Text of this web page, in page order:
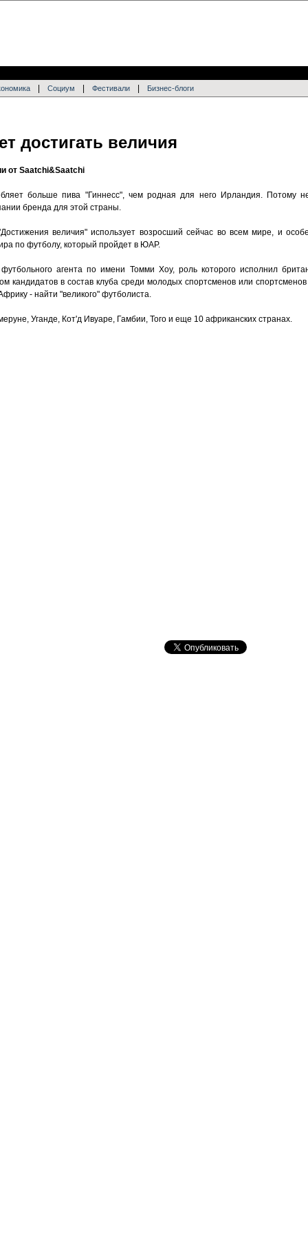
Социум Фестивали Бизнес-блоги
достигать величия
от Saatchi&Saatchi
больше пива "Гиннесс", чем родная для него Ирландия. Потому
бренда для этой страны.
величия" использует возросший сейчас во всем мире, и
по футболу, который пройдет в ЮАР.
агента по имени Томми Хоу, роль которого исполнил
кандидатов в состав клуба среди молодых спортсменов или
- найти "великого" футболиста.
Уганде, Кот'д Ивуаре, Гамбии, Того и еще 10 африканских странах.